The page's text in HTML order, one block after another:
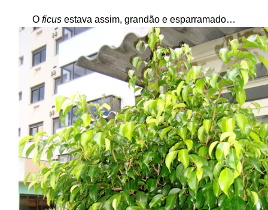
O ficus estava assim, grandão e esparramado…